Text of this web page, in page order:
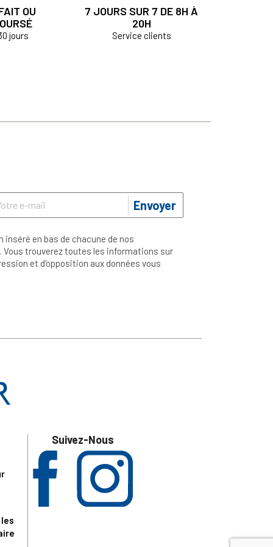
OU
jours
7 JOURS SUR 7 DE 8H À
20H
Service clients
Envoyer
en bas de chacune de nos
trouverez toutes les informations sur
et d'opposition aux données vous
Suivez-Nous